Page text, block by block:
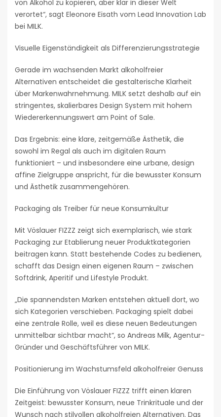
von Alkohol zu kopieren, aber klar in dieser Welt
verortet“, sagt Eleonore Eisath vom Lead Innovation Lab
bei MILK.
Visuelle Eigenständigkeit als Differenzierungsstrategie
Gerade im wachsenden Markt alkoholfreier
Alternativen entscheidet die gestalterische Klarheit
über Markenwahrnehmung. MILK setzt deshalb auf ein
stringentes, skalierbares Design System mit hohem
Wiedererkennungswert am Point of Sale.
Das Ergebnis: eine klare, zeitgemäße Ästhetik, die
sowohl im Regal als auch im digitalen Raum
funktioniert – und insbesondere eine urbane, design
affine Zielgruppe anspricht, für die bewusster Konsum
und Ästhetik zusammengehören.
Packaging als Treiber für neue Konsumkultur
Mit Vöslauer FIZZZ zeigt sich exemplarisch, wie stark
Packaging zur Etablierung neuer Produktkategorien
beitragen kann. Statt bestehende Codes zu bedienen,
schafft das Design einen eigenen Raum – zwischen
Softdrink, Aperitif und Lifestyle Produkt.
„Die spannendsten Marken entstehen aktuell dort, wo
sich Kategorien verschieben. Packaging spielt dabei
eine zentrale Rolle, weil es diese neuen Bedeutungen
unmittelbar sichtbar macht“, so Andreas Milk, Agentur-
Gründer und Geschäftsführer von MILK.
Positionierung im Wachstumsfeld alkoholfreier Genuss
Die Einführung von Vöslauer FIZZZ trifft einen klaren
Zeitgeist: bewusster Konsum, neue Trinkrituale und der
Wunsch nach stilvollen alkoholfreien Alternativen. Das